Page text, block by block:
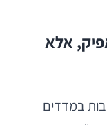
אלא
במדדים